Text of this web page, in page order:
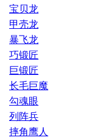
宝贝龙
甲壳龙
暴飞龙
巧锻匠
巨锻匠
长毛巨魔
勾魂眼
列阵兵
摔角鹰人